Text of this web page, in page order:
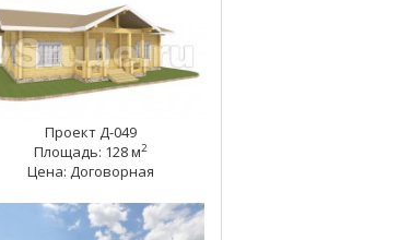
Проект Д-049
Площадь: 128 м2
Цена: Договорная